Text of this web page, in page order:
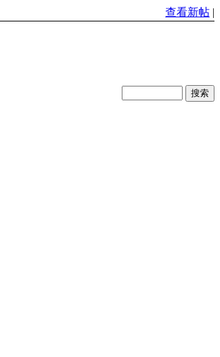
查看新帖 |